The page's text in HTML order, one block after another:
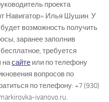
проекта
Навигатор» Илья Шушин. У
возможность получить
заранее заполнив
требуется
насайте или по телефону
вопросов по
по телефону: +7 (930)
ivanovo.ru.